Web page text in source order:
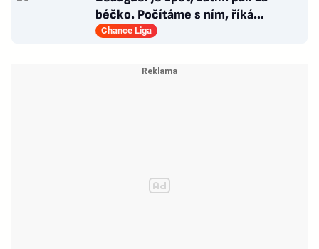
béčko. Počítáme s ním, říká
manažer Artisu. Pojezný padl
Chance Liga